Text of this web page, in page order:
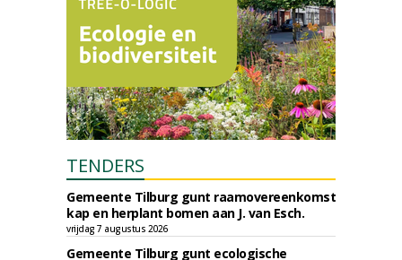
TENDERS
Gemeente Tilburg gunt raamovereenkomst
kap en herplant bomen aan J. van Esch.
vrijdag 7 augustus 2026
Gemeente Tilburg gunt ecologische